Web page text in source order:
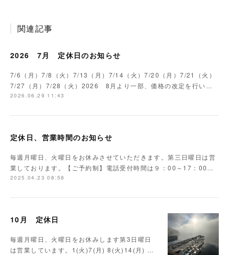
関連記事
2026 7月 定休日のお知らせ
7/6（月）7/8（火）7/13（月）7/14（火）7/20（月）7/21（火）
7/27（月）7/28（火）2026 8月より一部、価格の改定を行い…
2026.06.29 11:43
定休日、営業時間のお知らせ
毎週月曜日、火曜日をお休みさせていただきます。第三日曜日は営
業しております。【ご予約制】電話受付時間は９：00～17：00…
2025.04.23 08:58
10月 定休日
毎週月曜日、火曜日をお休みします第3日曜日
は営業しています。1(火)7(月) 8(火)14(月) …